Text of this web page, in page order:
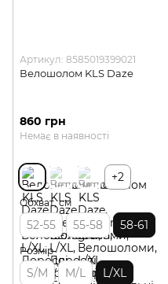
Артикул: 8585019399021
Велошолом KLS Daze
860 грн
Немає в наявності
+2
Обхват, см
52-55 55-58 58-61
Розмір
S/M M/L L/XL